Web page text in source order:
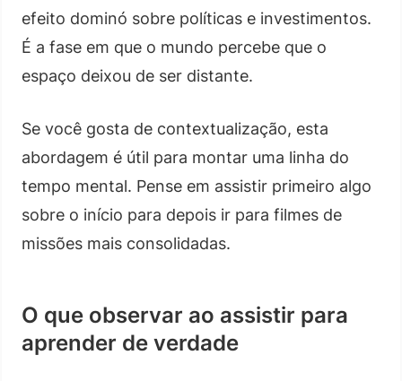
efeito dominó sobre políticas e investimentos.
É a fase em que o mundo percebe que o
espaço deixou de ser distante.
Se você gosta de contextualização, esta
abordagem é útil para montar uma linha do
tempo mental. Pense em assistir primeiro algo
sobre o início para depois ir para filmes de
missões mais consolidadas.
O que observar ao assistir para
aprender de verdade